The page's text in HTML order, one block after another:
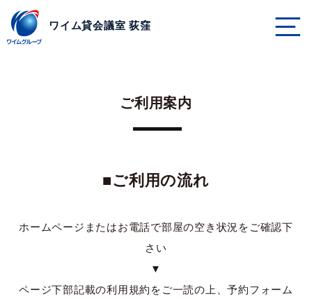
ワイム貸会議室 荻窪
ご利用案内
■ご利用の流れ
ホームページまたはお電話で部屋の空き状況をご確認下
さい
▼
ページ下部記載の利用規約をご一読の上、予約フォーム